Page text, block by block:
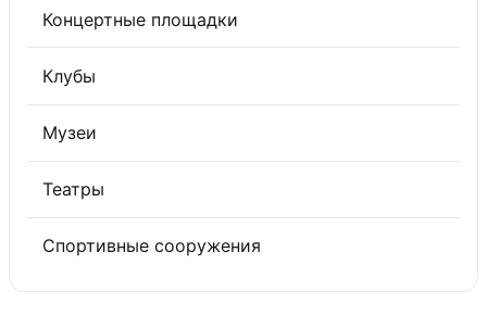
Концертные площадки
Клубы
Музеи
Театры
Спортивные сооружения